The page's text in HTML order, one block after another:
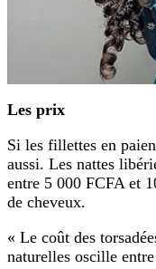
Les prix
Si les fillettes en
aussi. Les nattes
entre 5 000 FCFA et
de cheveux.
« Le coût des
naturelles oscille